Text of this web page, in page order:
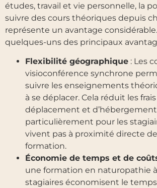
études, travail et vie personnelle, la
suivre des cours théoriques depuis
représente un avantage
quelques-uns des principaux
Flexibilité géographique : Les
visioconférence synchrone
suivre les enseignements
à se déplacer. Cela réduit les
déplacement et
particulièrement pour les
vivent pas à proximité directe
formation.
Économie de temps et de
une formation en naturopathie
stagiaires économisent le temps